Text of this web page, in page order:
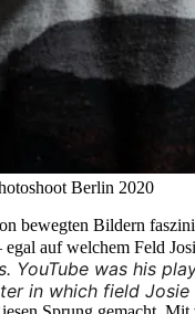
Berlin 2020
bewegten Bildern
auf welchem Feld
YouTube was his
in which field